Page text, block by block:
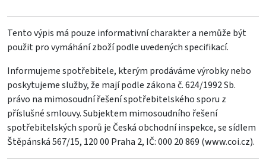
Tento výpis má pouze informativní charakter a nemůže být
použit pro vymáhání zboží podle uvedených specifikací.
Informujeme spotřebitele, kterým prodáváme výrobky nebo
poskytujeme služby, že mají podle zákona č. 624/1992 Sb.
právo na mimosoudní řešení spotřebitelského sporu z
příslušné smlouvy. Subjektem mimosoudního řešení
spotřebitelských sporů je Česká obchodní inspekce, se sídlem
Štěpánská 567/15, 120 00 Praha 2, IČ: 000 20 869 (www.coi.cz).